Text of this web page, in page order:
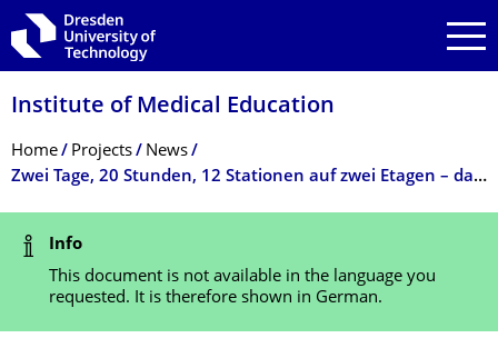
Skip to main navigation
Skip to search
Skip to content
Institute of Medical Education
Breadcrumb Menu
Home Projects
News
Zwei Tage, 20 Stunden, 12 Stationen auf zwei Etagen – das ist Prüfungsnormalität im MITZ
Status Message
Info
This document is not available in the language you
requested. It is therefore shown in German.